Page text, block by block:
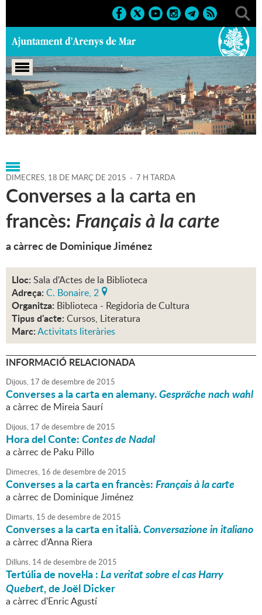
Portada > Agenda > 18-03-
2015 > Marcs > Culturals > 2015 > Activitats literàries
DIMECRES, 18 DE MARÇ DE 2015 - 7 H TARDA
Converses a la carta en
francès: Français à la carte
a càrrec de Dominique Jiménez
Lloc: Sala d'Actes de la Biblioteca
Adreça: C. Bonaire, 2
Organitza: Biblioteca - Regidoria de Cultura
Tipus d'acte: Cursos, Literatura
Marc:Activitats literàries
INFORMACIÓ RELACIONADA
Dijous, 17 dedesembrede2015
Converses a la carta en alemany.Gespräche nach wahl
a càrrec de Mireia Saurí
Dijous, 17 dedesembrede2015
Hora del Conte:Contes de Nadal
a càrrec de Paku Pillo
Dimecres, 16 dedesembrede2015
Converses a la carta en francès:Français à la carte
a càrrec de Dominique Jiménez
Dimarts, 15 dedesembrede2015
Converses a la carta en italià.Conversazione in italiano
a càrrec d'Anna Riera
Dilluns, 14dedesembrede2015
Tertúlia de novel·la :La veritat sobre el cas Harry
Quebert, de Joël Dicker
a càrrec d'Enric Agustí